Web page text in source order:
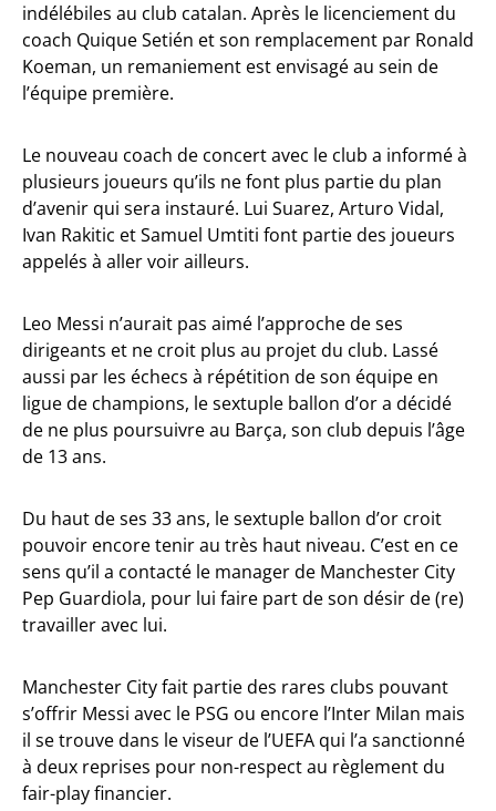
indélébiles au club catalan. Après le licenciement du
coach Quique Setién et son remplacement par Ronald
Koeman, un remaniement est envisagé au sein de
l’équipe première.
Le nouveau coach de concert avec le club a informé à
plusieurs joueurs qu’ils ne font plus partie du plan
d’avenir qui sera instauré. Lui Suarez, Arturo Vidal,
Ivan Rakitic et Samuel Umtiti font partie des joueurs
appelés à aller voir ailleurs.
Leo Messi n’aurait pas aimé l’approche de ses
dirigeants et ne croit plus au projet du club. Lassé
aussi par les échecs à répétition de son équipe en
ligue de champions, le sextuple ballon d’or a décidé
de ne plus poursuivre au Barça, son club depuis l’âge
de 13 ans.
Du haut de ses 33 ans, le sextuple ballon d’or croit
pouvoir encore tenir au très haut niveau. C’est en ce
sens qu’il a contacté le manager de Manchester City
Pep Guardiola, pour lui faire part de son désir de (re)
travailler avec lui.
Manchester City fait partie des rares clubs pouvant
s’offrir Messi avec le PSG ou encore l’Inter Milan mais
il se trouve dans le viseur de l’UEFA qui l’a sanctionné
à deux reprises pour non-respect au règlement du
fair-play financier.